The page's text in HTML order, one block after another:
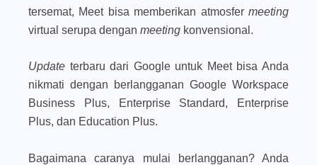
tersemat, Meet bisa memberikan atmosfer meeting
virtual serupa dengan meeting konvensional.
Update terbaru dari Google untuk Meet bisa Anda
nikmati dengan berlangganan Google Workspace
Business Plus, Enterprise Standard, Enterprise
Plus, dan Education Plus.
Bagaimana caranya mulai berlangganan? Anda